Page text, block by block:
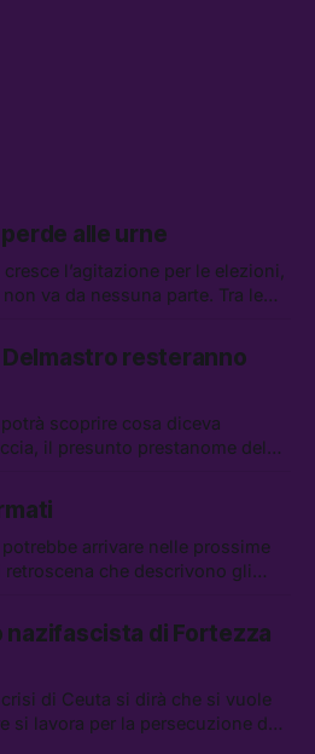
alle urne
l’agitazione per le elezioni,
va da nessuna parte. Tra le
in sicurezza la coalizione, e
la religione degli agenti IA
resteranno
scoprire cosa diceva
il presunto prestanome del
chiederà 36 miliardi di
e Grokipedia è già stata
arrivare nelle prossime
che descrivono gli
il boom dei carburanti
data center sono stati arrestati
nazifascista di Fortezza
di Ceuta si dirà che si vuole
si lavora per la persecuzione dei